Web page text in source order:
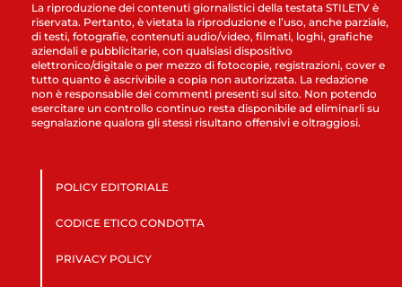
La riproduzione dei contenuti giornalistici della testata STILETV è
riservata. Pertanto, è vietata la riproduzione e l’uso, anche parziale,
di testi, fotografie, contenuti audio/video, filmati, loghi, grafiche
aziendali e pubblicitarie, con qualsiasi dispositivo
elettronico/digitale o per mezzo di fotocopie, registrazioni, cover e
tutto quanto è ascrivibile a copia non autorizzata. La redazione
non è responsabile dei commenti presenti sul sito. Non potendo
esercitare un controllo continuo resta disponibile ad eliminarli su
segnalazione qualora gli stessi risultano offensivi e oltraggiosi.
POLICY EDITORIALE
CODICE ETICO CONDOTTA
PRIVACY POLICY